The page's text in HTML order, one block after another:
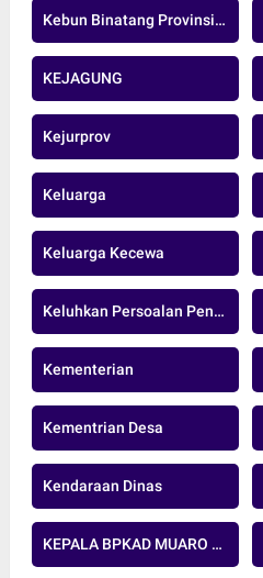
Kebun Binatang Provinsi Jambi
KEJAGUNG
Kejurprov
Keluarga
Keluarga Kecewa
Keluhkan Persoalan Pengeboran Minyak
Kementerian
Kementrian Desa
Kendaraan Dinas
KEPALA BPKAD MUARO JAMBI